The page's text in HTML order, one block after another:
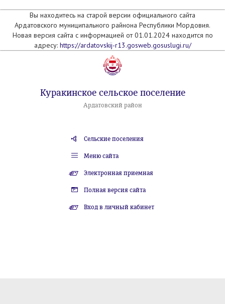
Вы находитесь на старой версии официального сайта
Ардатовского муниципального райнона Республики Мордовия.
Новая версия сайта с информацией от 01.01.2024 находится по
адресу: https://ardatovskij-r13.gosweb.gosuslugi.ru/
Куракинское сельское поселение
Ардатовский район
Сельские поселения
Меню сайта
Электронная приемная
Полная версия сайта
Вход в личный кабинет